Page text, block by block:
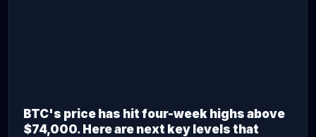
BTC's price has hit four-week highs above
$74,000. Here are next key levels that